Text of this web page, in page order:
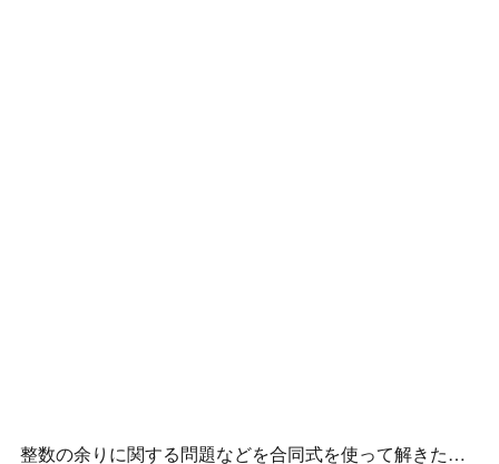
整数の余りに関する問題などを合同式を使って解きたい